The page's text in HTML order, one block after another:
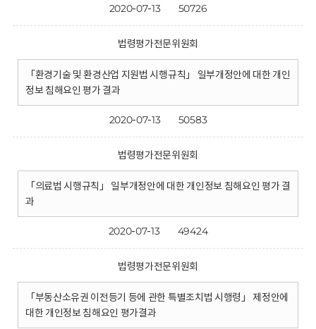
2020-07-13 50726
법령평가전문위원회
「환경기술 및 환경산업 지원법 시행규칙」 일부개정안에 대한 개인
정보 침해요인 평가 결과
2020-07-13 50583
법령평가전문위원회
「의료법 시행규칙」 일부개정안에 대한 개인정보 침해요인 평가 결
과
2020-07-13 49424
법령평가전문위원회
「부동산소유권 이전등기 등에 관한 특별조치법 시행령」 제정안에
대한 개인정보 침해요인 평가결과